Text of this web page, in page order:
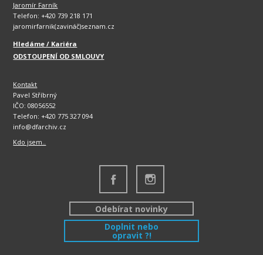
Jaromír Farník
Telefon: +420 739 218 171
jaromirfarnik(zavináč)seznam.cz
Hledáme / Kariéra
ODSTOUPENÍ OD SMLOUVY
Kontakt
Pavel Stříbrný
IČO: 08056552
Telefon: +420 775 327 094
info@dfarchiv.cz
Kdo jsem..
Odebírat novinky
Doplnit nebo
opravit ?!